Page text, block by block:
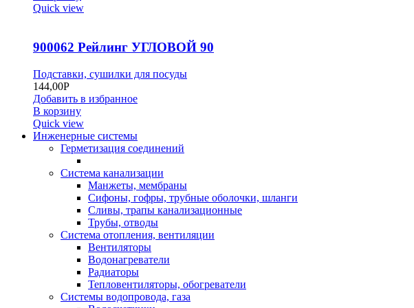
Quick view
900062 Рейлинг УГЛОВОЙ 90
Подставки, сушилки для посуды
144,00Р
Добавить в избранное
В корзину
Quick view
Инженерные системы
Герметизация соединений
Система канализации
Манжеты, мембраны
Сифоны, гофры, трубные оболочки, шланги
Сливы, трапы канализационные
Трубы, отводы
Система отопления, вентиляции
Вентиляторы
Водонагреватели
Радиаторы
Тепловентиляторы, обогреватели
Системы водопровода, газа